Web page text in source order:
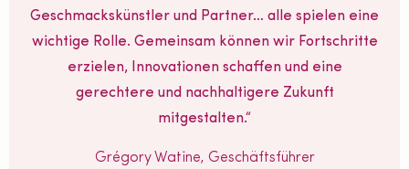
Geschmackskünstler und Partner… alle spielen eine
wichtige Rolle. Gemeinsam können wir Fortschritte
erzielen, Innovationen schaffen und eine
gerechtere und nachhaltigere Zukunft
mitgestalten.“
Grégory Watine, Geschäftsführer